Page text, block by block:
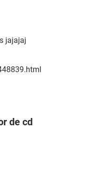
jajajaj
de cd